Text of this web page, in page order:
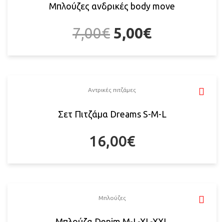
Μπλούζες ανδρικές body move
7,00€ 5,00€
Αντρικές πιτζάμες
Σετ Πιτζάμα Dreams S-M-L
16,00€
Μπλούζες